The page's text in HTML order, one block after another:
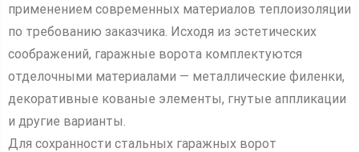
применением современных материалов теплоизоляции
по требованию заказчика. Исходя из эстетических
соображений, гаражные ворота комплектуются
отделочными материалами — металлические филенки,
декоративные кованые элементы, гнутые аппликации
и другие варианты.
Для сохранности стальных гаражных ворот